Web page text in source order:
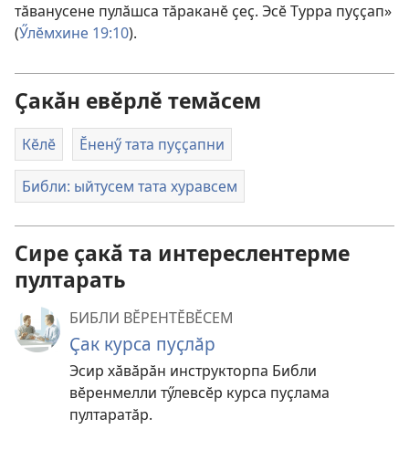
тӑванусене пулӑшса тӑраканӗ ҫеҫ. Эсӗ Турра пуҫҫап»
(Ӳлӗмхине 19:10).
Ҫакӑн евӗрлӗ темӑсем
Кӗлӗ Ӗненӳ тата пуҫҫапни
Библи: ыйтусем тата хуравсем
Сире ҫакӑ та интереслентерме
пултарать
БИБЛИ ВӖРЕНТӖВӖСЕМ
Ҫак курса пуҫлӑр
Эсир хӑвӑрӑн инструкторпа Библи
вӗренмелли тӳлевсӗр курса пуҫлама
пултаратӑр.